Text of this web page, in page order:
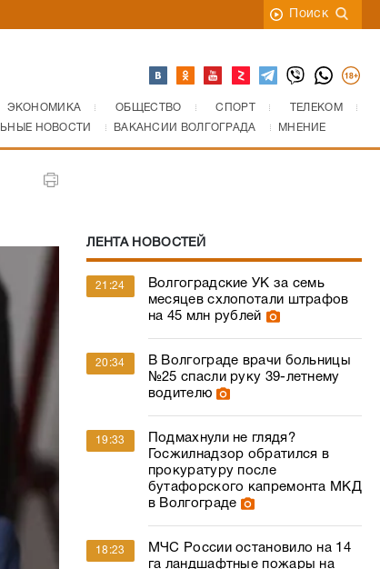
Поиск
ЭКОНОМИКА ОБЩЕСТВО СПОРТ
ТЕЛЕКОМ
НОВОСТИ ВАКАНСИИ ВОЛГОГРАДА МНЕНИЕ
ЛЕНТА НОВОСТЕЙ
21:24
Волгоградские УК за семь
месяцев схлопотали штрафов
на 45 млн рублей
20:34
В Волгограде врачи больницы
№25 спасли руку 39-летнему
водителю
19:33
Подмахнули не глядя?
Госжилнадзор обратился в
прокуратуру после
бутафорского капремонта МКД
в Волгограде
18:23
МЧС России остановило на 14
га ландшафтные пожары на